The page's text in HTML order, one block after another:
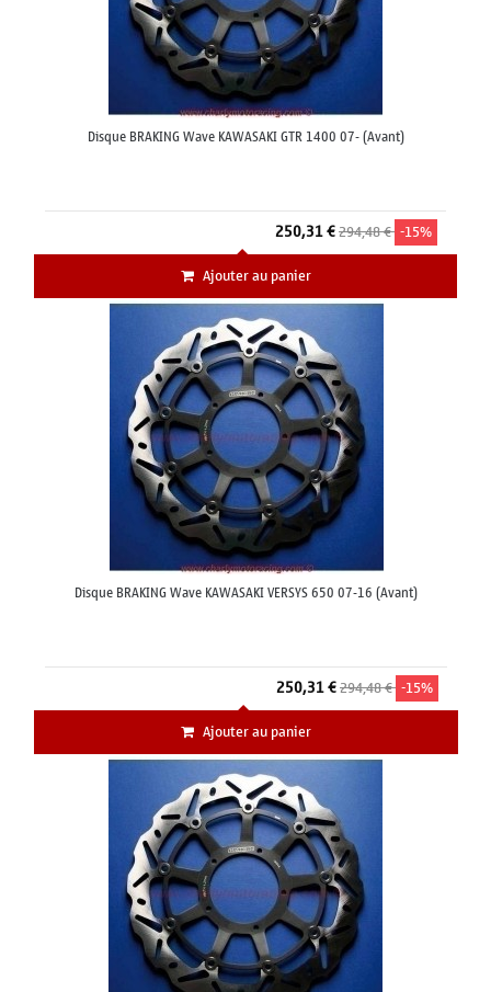
Disque BRAKING Wave KAWASAKI GTR 1400 07- (Avant)
250,31 €294,48 € -15%
Ajouter au panier
Disque BRAKING Wave KAWASAKI VERSYS 650 07-16 (Avant)
250,31 €294,48 € -15%
Ajouter au panier